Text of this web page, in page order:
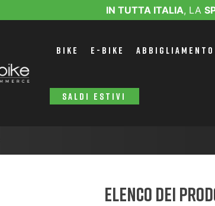
IN TUTTA ITALIA, LA
BIKE E-BIKE ABBIGLIAMENTO
SALDI ESTIVI
Elenco dei